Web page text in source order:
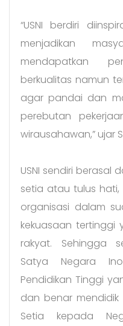
“USNI berdiri
menjadikan
mendapatkan
berkualitas namun
agar pandai dan
perebutan
wirausahawan,” ujar
USNI sendiri berasal
setia atau tulus
organisasi dalam
kekuasaan
rakyat. Sehingga
Satya Negara
Pendidikan Tinggi
dan benar
Setia kepada